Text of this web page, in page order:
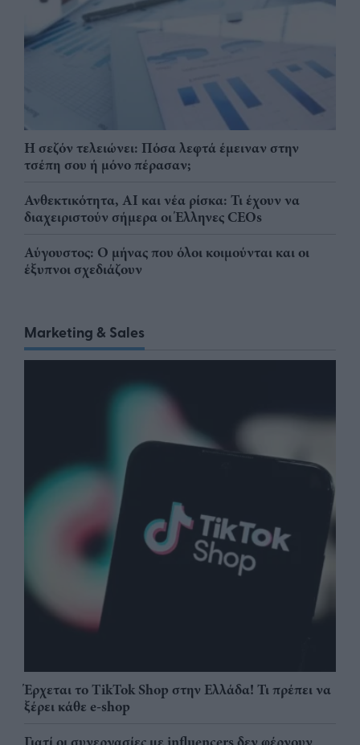
Η σεζόν τελειώνει: Πόσα λεφτά έμειναν στην
τσέπη σου ή μόνο πέρασαν;
Ανθεκτικότητα, AI και νέα ρίσκα: Τι έχουν να
διαχειριστούν σήμερα οι Έλληνες CEOs
Αύγουστος: Ο μήνας που όλοι κοιμούνται και οι
έξυπνοι σχεδιάζουν
Marketing & Sales
Έρχεται το TikTok Shop στην Ελλάδα! Τι πρέπει να
ξέρει κάθε e-shop